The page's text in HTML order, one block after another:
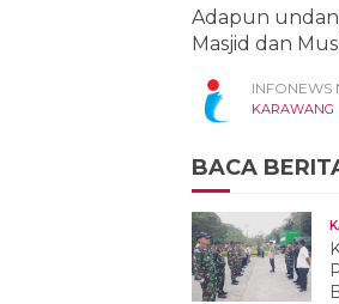
Adapun
Masjid dan
INFONEWS
KARAWANG
BACA